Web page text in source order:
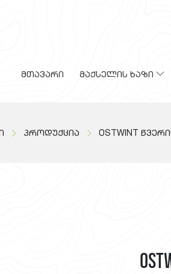
მთავარი მაქსელის ხაზი
პროდუქცია OSTWINT